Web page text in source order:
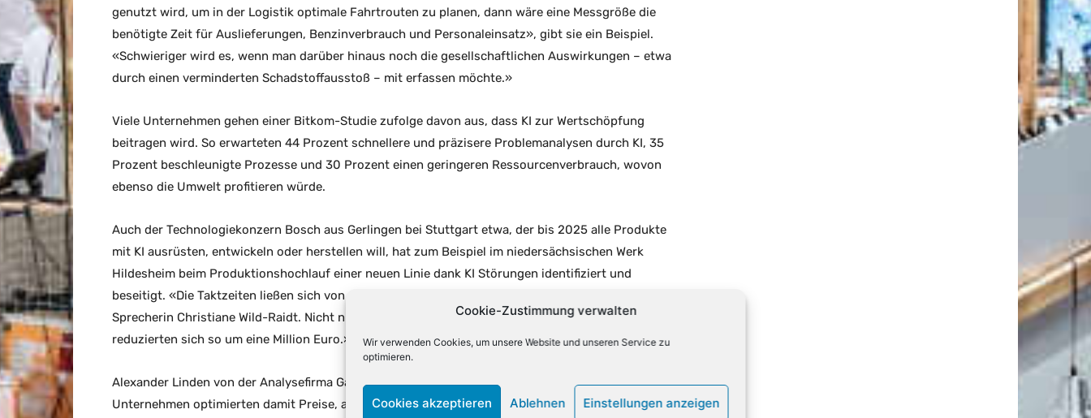
Cookie-Zustimmung verwalten
Wir verwenden Cookies, um unsere Website und unseren Service zu
optimieren.
Cookies akzeptieren Ablehnen Einstellungen anzeigen
genutzt wird, um in der Logistik optimale Fahrtrouten zu planen, dann wäre eine Messgröße die
benötigte Zeit für Auslieferungen, Benzinverbrauch und Personaleinsatz», gibt sie ein Beispiel.
«Schwieriger wird es, wenn man darüber hinaus noch die gesellschaftlichen Auswirkungen – etwa
durch einen verminderten Schadstoffausstoß – mit erfassen möchte.»
Viele Unternehmen gehen einer Bitkom-Studie zufolge davon aus, dass KI zur Wertschöpfung
beitragen wird. So erwarteten 44 Prozent schnellere und präzisere Problemanalysen durch KI, 35
Prozent beschleunigte Prozesse und 30 Prozent einen geringeren Ressourcenverbrauch, wovon
ebenso die Umwelt profitieren würde.
Auch der Technologiekonzern Bosch aus Gerlingen bei Stuttgart etwa, der bis 2025 alle Produkte
mit KI ausrüsten, entwickeln oder herstellen will, hat zum Beispiel im niedersächsischen Werk
Hildesheim beim Produktionshochlauf einer neuen Linie dank KI Störungen identifiziert und
beseitigt. «Die Taktzeiten ließen sich von 104 Sekunden auf 87 Sekunden senken», erklärt
Sprecherin Christiane Wild-Raidt. Nicht nur die Kapazität wurde erweitert. «Geplante Investitionen
reduzierten sich so um eine Million Euro.»
Alexander Linden von der Analysefirma Gartner sagt, KI bringe Unternehmen Milliarden. Manche
Unternehmen optimierten damit Preise, andere nutzten die Technik wie die EnBW bei